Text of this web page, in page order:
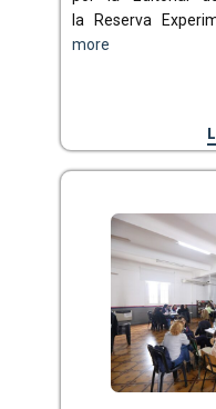
la Reserva
more